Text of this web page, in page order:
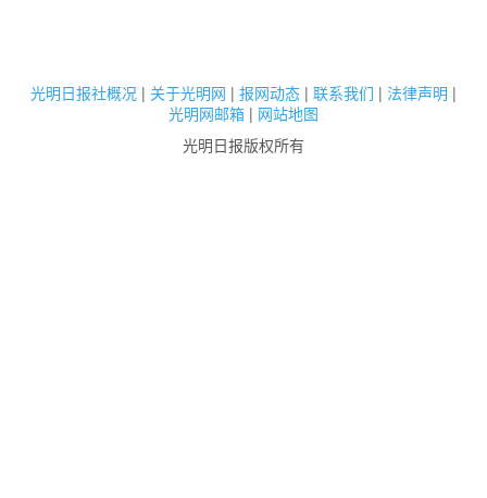
光明日报社概况 | 关于光明网 | 报网动态 | 联系我们 | 法律声明 |
光明网邮箱 | 网站地图
光明日报版权所有